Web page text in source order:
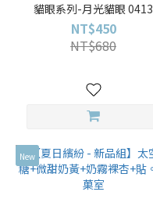
貓眼系列-月光貓眼 0413
NT$450
NT$680
New